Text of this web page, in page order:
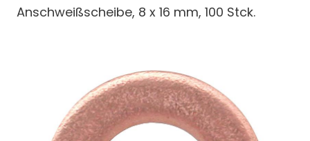
Anschweißscheibe, 8 x 16 mm, 100 Stck.